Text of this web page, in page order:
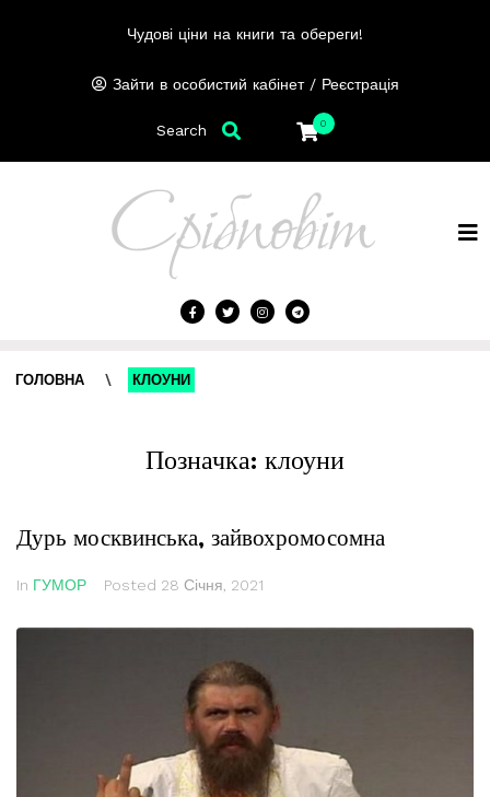
Чудові ціни на книги та обереги!
Зайти в особистий кабінет / Реєстрація
0
Search
ГОЛОВНА \ КЛОУНИ
Позначка: клоуни
Дурь москвинська, зайвохромосомна
In ГУМОР Posted 28 Січня, 2021